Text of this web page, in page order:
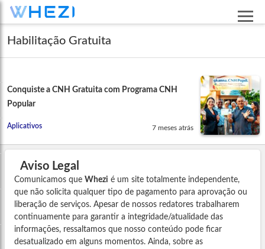
Habilitação Gratuita
Conquiste a CNH Gratuita com Programa CNH
Popular
Aplicativos 7 meses atrás
Aviso Legal
Comunicamos que Whezi é um site totalmente independente,
que não solicita qualquer tipo de pagamento para aprovação ou
liberação de serviços. Apesar de nossos redatores trabalharem
continuamente para garantir a integridade/atualidade das
informações, ressaltamos que nosso conteúdo pode ficar
desatualizado em alguns momentos. Ainda, sobre as